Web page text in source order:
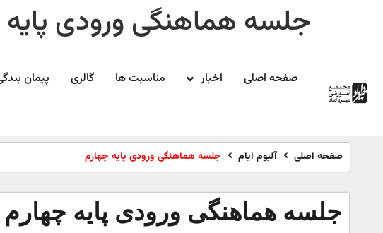
جلسه هماهنگی ورودی پایه
صفحه اصلی اخبار مناسبت ها گالری پیمان
صفحه اصلی آلبوم ایام جلسه هماهنگی ورودی پایه چهارم
جلسه هماهنگی ورودی پایه چهارم